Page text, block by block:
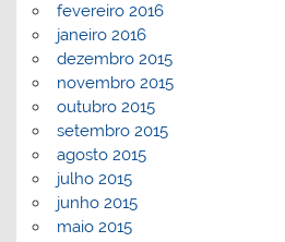
fevereiro 2016
janeiro 2016
dezembro 2015
novembro 2015
outubro 2015
setembro 2015
agosto 2015
julho 2015
junho 2015
maio 2015